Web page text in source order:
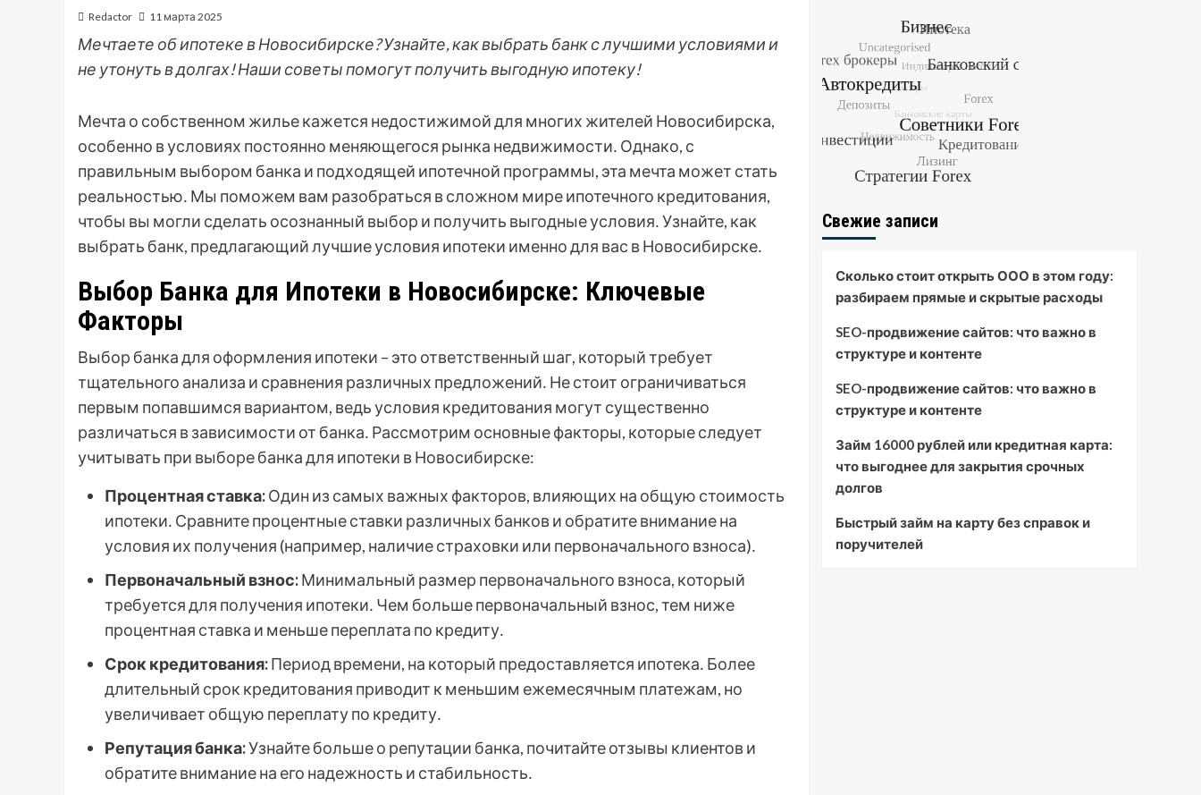
Redactor 11 марта 2025
Мечтаете об ипотеке в Новосибирске? Узнайте, как выбрать банк с лучшими условиями и
не утонуть в долгах! Наши советы помогут получить выгодную ипотеку!
Мечта о собственном жилье кажется недостижимой для многих жителей Новосибирска,
особенно в условиях постоянно меняющегося рынка недвижимости․ Однако, с
правильным выбором банка и подходящей ипотечной программы, эта мечта может стать
реальностью․ Мы поможем вам разобраться в сложном мире ипотечного кредитования,
чтобы вы могли сделать осознанный выбор и получить выгодные условия․ Узнайте, как
выбрать банк, предлагающий лучшие условия ипотеки именно для вас в Новосибирске․
Выбор Банка для Ипотеки в Новосибирске: Ключевые
Факторы
Выбор банка для оформления ипотеки – это ответственный шаг, который требует
тщательного анализа и сравнения различных предложений․ Не стоит ограничиваться
первым попавшимся вариантом, ведь условия кредитования могут существенно
различаться в зависимости от банка․ Рассмотрим основные факторы, которые следует
учитывать при выборе банка для ипотеки в Новосибирске:
Процентная ставка:Один из самых важных факторов, влияющих на общую стоимость
ипотеки․ Сравните процентные ставки различных банков и обратите внимание на
условия их получения (например, наличие страховки или первоначального взноса)․
Первоначальный взнос:Минимальный размер первоначального взноса, который
требуется для получения ипотеки․ Чем больше первоначальный взнос, тем ниже
процентная ставка и меньше переплата по кредиту․
Срок кредитования:Период времени, на который предоставляется ипотека․ Более
длительный срок кредитования приводит к меньшим ежемесячным платежам, но
увеличивает общую переплату по кредиту․
Репутация банка:Узнайте больше о репутации банка, почитайте отзывы клиентов и
обратите внимание на его надежность и стабильность․
Свежие записи
Сколько стоит открыть ООО в этом году:
разбираем прямые и скрытые расходы
SEO-продвижение сайтов: что важно в
структуре и контенте
SEO-продвижение сайтов: что важно в
структуре и контенте
Займ 16000 рублей или кредитная карта:
что выгоднее для закрытия срочных
долгов
Быстрый займ на карту без справок и
поручителей